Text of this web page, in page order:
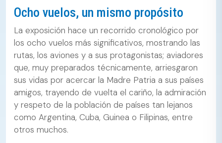
Ocho vuelos, un mismo propósito
La exposición hace un recorrido cronológico por
los ocho vuelos más significativos, mostrando las
rutas, los aviones y a sus protagonistas; aviadores
que, muy preparados técnicamente, arriesgaron
sus vidas por acercar la Madre Patria a sus países
amigos, trayendo de vuelta el cariño, la admiración
y respeto de la población de países tan lejanos
como Argentina, Cuba, Guinea o Filipinas, entre
otros muchos.